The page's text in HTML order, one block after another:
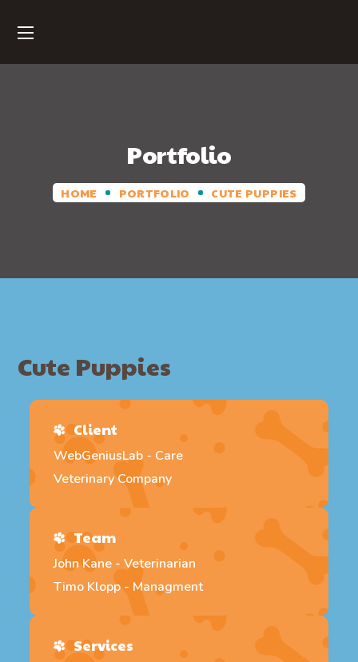
Portfolio
HOME PORTFOLIO CUTE PUPPIES
Cute Puppies
Client
WebGeniusLab - Care
Veterinary Company
Team
John Kane - Veterinarian
Timo Klopp - Managment
Services